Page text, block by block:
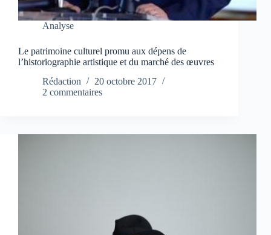
Analyse
Le patrimoine culturel promu aux dépens de
l’historiographie artistique et du marché des œuvres
Rédaction
20 octobre 2017
2 commentaires